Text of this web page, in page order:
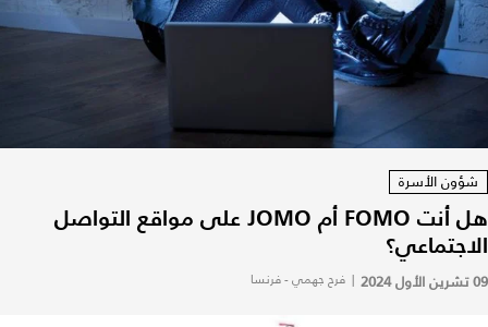
شؤون الأسرة
هل أنت FOMO أم JOMO على مواقع التواصل
الاجتماعي؟
09 تشرين الأول 2024 | فرح جهمي - فرنسا